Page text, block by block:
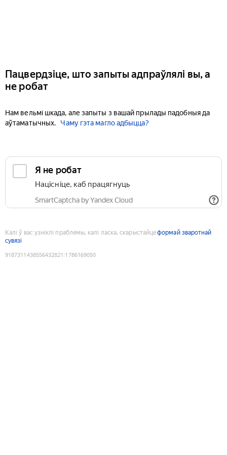
Пацвердзіце, што запыты адпраўлялі вы, а
не робат
Нам вельмі шкада, але запыты з вашай прылады падобныя да
аўтаматычных.
Чаму гэта магло адбыцца?
Я не робат
Націсніце, каб працягнуць
SmartCaptcha by Yandex Cloud
Калі ў вас узніклі праблемы, калі ласка, скарыстайцеформай зваротнай
сувязі
9187311438556432821 :1786169050